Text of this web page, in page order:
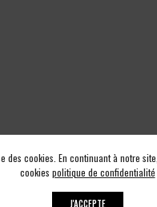
des cookies. En continuant à notre
cookies politique de confidentialité
J'ACCEPTE